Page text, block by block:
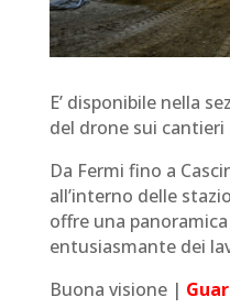
E’ disponibile nella
del drone sui
Da Fermi fino a
all’interno delle
offre una
entusiasmante dei
Buona visione |